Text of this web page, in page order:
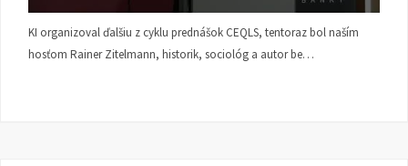
KI organizoval ďalšiu z cyklu prednášok CEQLS, tentoraz bol naším
hosťom Rainer Zitelmann, historik, sociológ a autor be…